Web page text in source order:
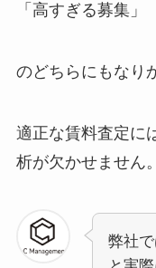
「高すぎる募集」
のどちらにもなり
適正な賃料査定に
析が欠かせません。
弊社